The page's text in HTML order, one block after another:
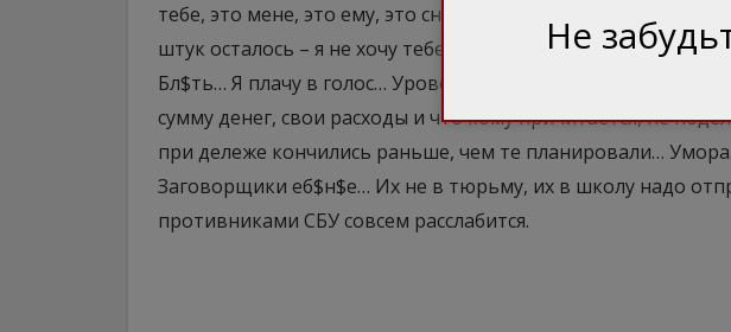
тебе, это мене, это ему, это снова мене, это тебе – ой, бл$,
штук осталось – я не хочу тебе их отдавать (!) у меня дочка
Бл$ть… Я плачу в голос… Уровень детсадовской песочницы.
сумму денег, свои расходы и что кому причитается, не
при дележе кончились раньше, чем те планировали…
Заговорщики еб$н$е… Их не в тюрьму, их в школу надо
противниками СБУ совсем расслабится.
Не